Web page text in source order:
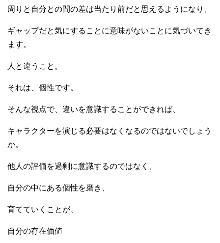
周りと自分との間の差は当たり前だと思えるようになり、
ギャップだと気にすることに意味がないことに気づいてき
ます。
人と違うこと。
それは、個性です。
そんな視点で、違いを意識することができれば、
キャラクターを演じる必要はなくなるのではないでしょう
か。
他人の評価を過剰に意識するのではなく、
自分の中にある個性を磨き、
育てていくことが、
自分の存在価値